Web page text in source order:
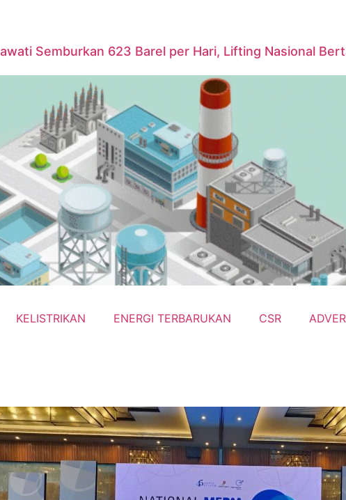
Semburkan 623 Barel per Hari, Lifting Nasional
KELISTRIKAN ENERGI TERBARUKAN CSR